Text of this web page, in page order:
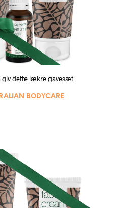
giv dette lækre gavesæt
BODYCARE